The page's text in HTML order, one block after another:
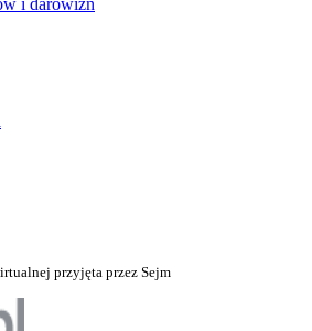
i darowizn
przyjęta przez Sejm